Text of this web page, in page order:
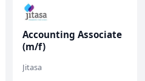
Accounting Associate
(m/f)
Jitasa